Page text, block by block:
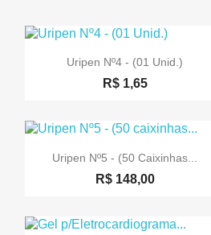
 Visualização rápida
Uripen Nº4 - (01 Unid.)
R$ 1,65
 Visualização rápida
Uripen Nº5 - (50 Caixinhas...
R$ 148,00